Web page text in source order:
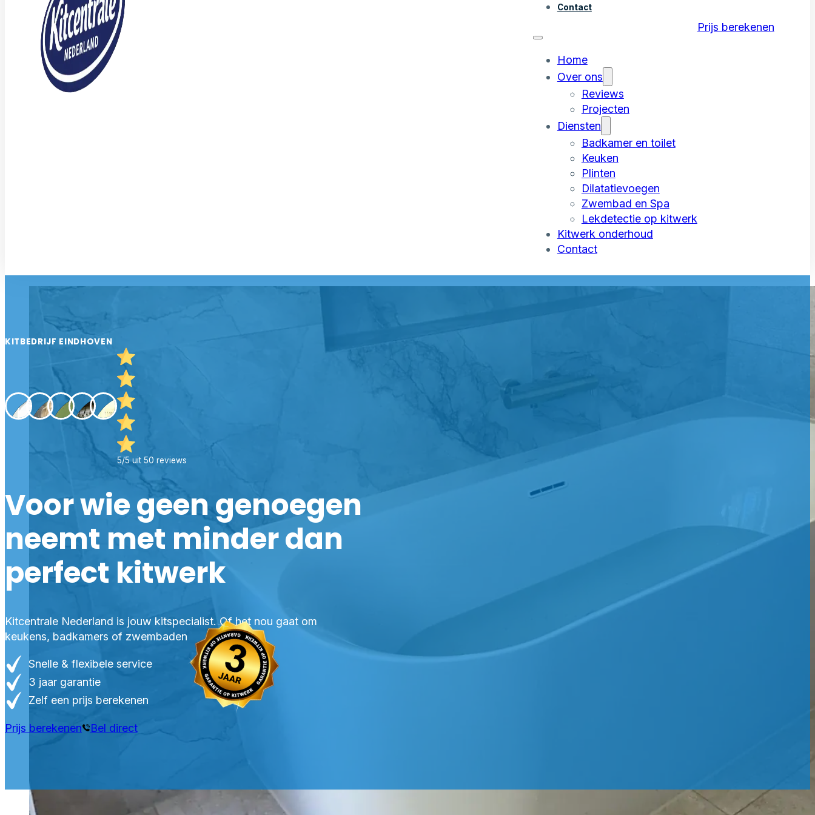
Contact
Home
Over ons
Reviews
Projecten
Diensten
Badkamer en toilet
Keuken
Plinten
Dilatatievoegen
Zwembad en Spa
Lekdetectie op kitwerk
Kitwerk onderhoud
Contact
Prijs berekenen
KITBEDRIJF EINDHOVEN
5/5 uit 50 reviews
Voor wie geen genoegen
neemt met minder dan
perfect kitwerk
Kitcentrale Nederland is jouw kitspecialist. Of het nou gaat om
keukens, badkamers of zwembaden
Snelle & flexibele service
3 jaar garantie
Zelf een prijs berekenen
Prijs berekenen Bel direct